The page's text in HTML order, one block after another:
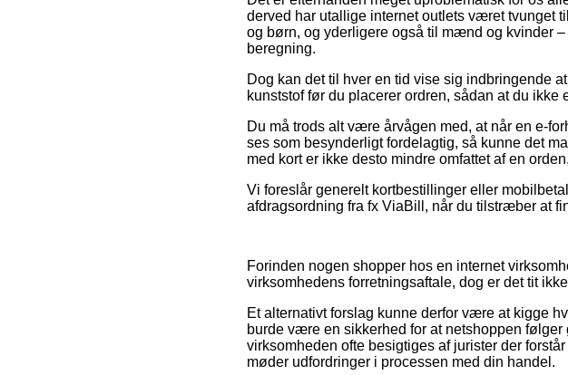
derved har utallige internet outlets været tvunget
og børn, og yderligere også til mænd og kvinder
beregning.
Dog kan det til hver en tid vise sig indbringende
kunststof før du placerer ordren, sådan at du
Du må trods alt være årvågen med, at når en e-
ses som besynderligt fordelagtig, så kunne det
med kort er ikke desto mindre omfattet af en
Vi foreslår generelt kortbestillinger eller
afdragsordning fra fx ViaBill, når du tilstræber at
Forinden nogen shopper hos en internet
virksomhedens forretningsaftale, dog er det tit
Et alternativt forslag kunne derfor være at kigge
burde være en sikkerhed for at netshoppen
virksomheden ofte besigtiges af jurister der
møder udfordringer i processen med din handel.